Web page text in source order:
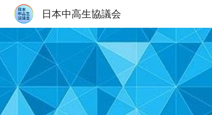
日本中高生協議会